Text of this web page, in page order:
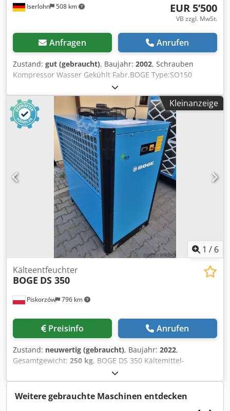
Iserlohn 508 km EUR 5’500
VB zzgl. MwSt.
Anfragen Anrufen
Zustand: gut (gebraucht), Baujahr: 2002, Schrauben
Kompressor Wasser Gekühlt Fabr.BOGE Type:SO150
Bj.2002 Verdichtungsenddruck 10 bar Motorl.110KW
Dcsdpfx Aeh Hi Inoa Dok mit Kältetrockner . Masse : L3,5m
B1,5m H1,7m Gewicht je ca. 3200 Kg. Dokumentationen
Vorhanden .
Kleinanzeige
1 / 6
Piskorzów 796 km
Kälteentfeuchter
BOGE DS 350
Preisinfo Anrufen
Zustand: neuwertig (gebraucht), Baujahr: 2022,
Gesamtgewicht: 250 kg, BOGE DS 350 Kältemittel-
Luftentfeuchter Leistung : 35 m3/min Dcodpoxcb Edjfx Aa
Dok Baujahr : 2022
Weitere gebrauchte Maschinen entdecken